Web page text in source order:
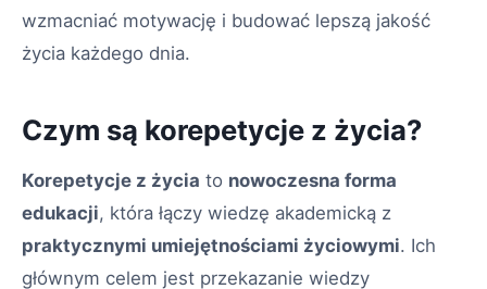
wzmacniać motywację i budować lepszą jakość
życia każdego dnia.
Czym są korepetycje z życia?
Korepetycje z życia to nowoczesna forma
edukacji, która łączy wiedzę akademicką z
praktycznymi umiejętnościami życiowymi. Ich
głównym celem jest przekazanie wiedzy